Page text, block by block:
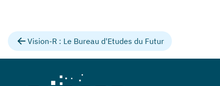
Vision-R : Le Bureau d'Etudes du Futur